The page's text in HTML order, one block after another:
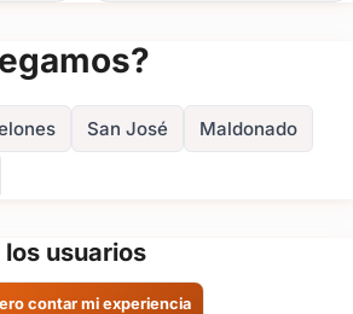
FOTOS
San José Maldonado
usuarios
contar mi experiencia